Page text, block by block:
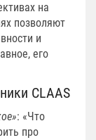
на
позволяют
и
его
CLAAS
: «Что
про